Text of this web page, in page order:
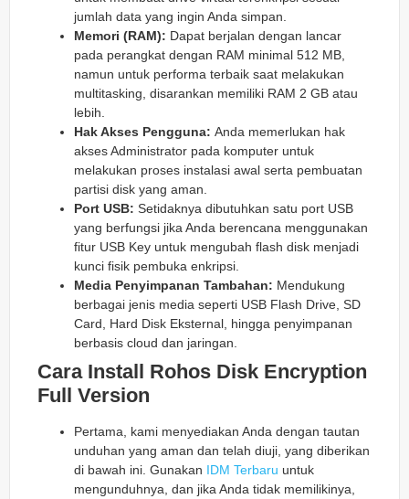
jumlah data yang ingin Anda simpan.
Memori (RAM): Dapat berjalan dengan lancar
pada perangkat dengan RAM minimal 512 MB,
namun untuk performa terbaik saat melakukan
multitasking, disarankan memiliki RAM 2 GB atau
lebih.
Hak Akses Pengguna: Anda memerlukan hak
akses Administrator pada komputer untuk
melakukan proses instalasi awal serta pembuatan
partisi disk yang aman.
Port USB: Setidaknya dibutuhkan satu port USB
yang berfungsi jika Anda berencana menggunakan
fitur USB Key untuk mengubah flash disk menjadi
kunci fisik pembuka enkripsi.
Media Penyimpanan Tambahan: Mendukung
berbagai jenis media seperti USB Flash Drive, SD
Card, Hard Disk Eksternal, hingga penyimpanan
berbasis cloud dan jaringan.
Cara Install Rohos Disk Encryption
Full Version
Pertama, kami menyediakan Anda dengan tautan
unduhan yang aman dan telah diuji, yang diberikan
di bawah ini. Gunakan IDM Terbaru untuk
mengunduhnya, dan jika Anda tidak memilikinya,